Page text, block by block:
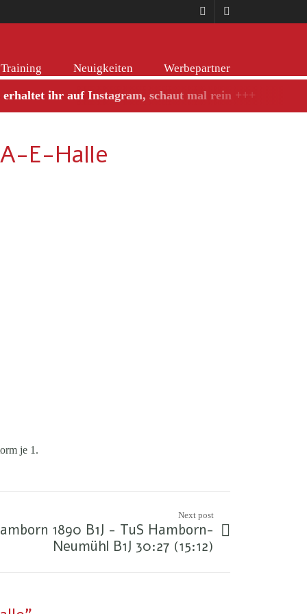
Training Neuigkeiten Werbepartner
erhaltet ihr auf Instagram, schaut mal rein +++
A-E-Halle
je 1.
Next post
1890 B1J - TuS Hamborn-
Neumühl B1J 30:27 (15:12)